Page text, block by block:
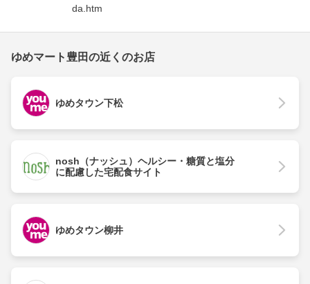
da.htm
ゆめマート豊田の近くのお店
ゆめタウン下松
nosh（ナッシュ）ヘルシー・糖質と塩分
に配慮した宅配食サイト
ゆめタウン柳井